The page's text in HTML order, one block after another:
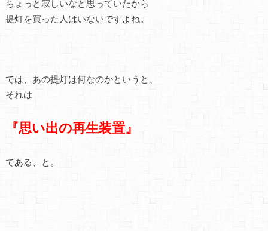
ちょっと寂しいなと思っていたから
提灯を買った人はいないですよね。
では、あの提灯は何なのかというと、
それは
『思い出の再生装置』
である、と。